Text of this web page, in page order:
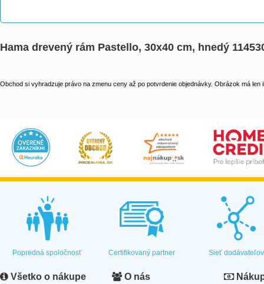
Hama drevený rám Pastello, 30x40 cm, hnedý
Obchod si vyhradzuje právo na zmenu ceny až po potvrdenie objednávky. Obrázok má len
Popredná spoločnosť Certifikovaný partner Sieť dodávateľov
Všetko o nákupe O nás